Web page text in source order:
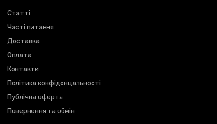
Статті
Часті питання
Доставка
Оплата
Контакти
Політика конфіденцальності
Публічна оферта
Повернення та обмін